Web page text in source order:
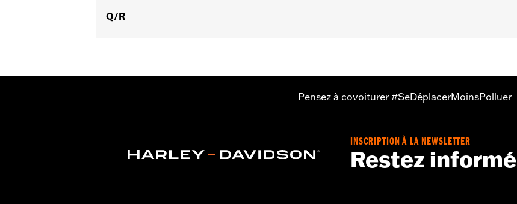
Dans la boîte:
Q/R
Pensez à covoiturer #SeDéplacerMoinsPolluer
INSCRIPTION À LA NEWSLETTER
Restez informé